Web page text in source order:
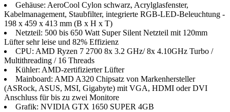
Gehäuse: AeroCool Cylon schwarz, Acrylglasfenster,
Kabelmanagement, Staubfilter, integrierte RGB-LED-Beleuchtung -
198 x 459 x 413 mm (B x H x T)
Netzteil: 500 bis 650 Watt Super Silent Netzteil mit 120mm
Lüfter sehr leise und 82% Effizienz
CPU: AMD Ryzen 7 2700 8x 3.2 GHz/ 8x 4.10GHz Turbo /
Multithreading / 16 Threads
Kühler: AMD-zertifizierter Lüfter
Mainboard: AMD A320 Chipsatz von Markenhersteller
(ASRock, ASUS, MSI, Gigabyte) mit VGA, HDMI oder DVI
Anschluss für bis zu zwei Monitore
Grafik: NVIDIA GTX 1650 SUPER 4GB